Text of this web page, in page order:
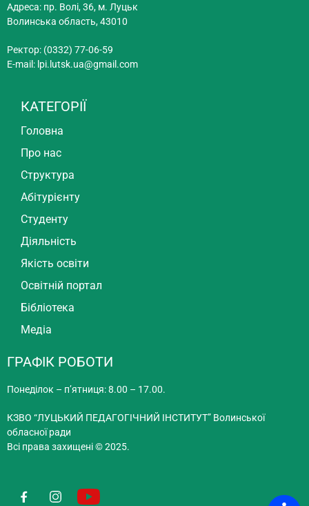
Адреса: пр. Волі, 36, м. Луцьк
Волинська область, 43010
Ректор: (0332) 77-06-59
E-mail: lpi.lutsk.ua@gmail.com
КАТЕГОРІЇ
Головна
Про нас
Структура
Абітурієнту
Студенту
Діяльність
Якість освіти
Освітній портал
Бібліотека
Медіа
ГРАФІК РОБОТИ
Понеділок – п’ятниця: 8.00 – 17.00.
КЗВО “ЛУЦЬКИЙ ПЕДАГОГІЧНИЙ ІНСТИТУТ” Волинської
обласної ради
Всі права захищені © 2025.